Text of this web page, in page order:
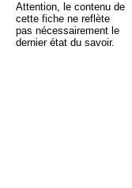
Attention, le contenu de
cette fiche ne reflète
pas nécessairement le
dernier état du savoir.